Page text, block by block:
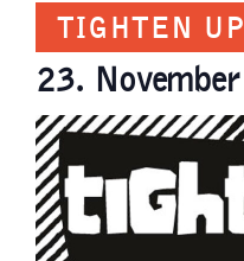
TIGHTEN UP
23.